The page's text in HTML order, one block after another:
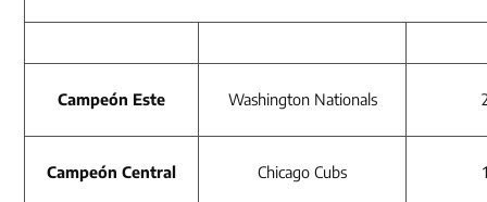
Campeón Este Washington Nationals
Campeón Central Chicago Cubs